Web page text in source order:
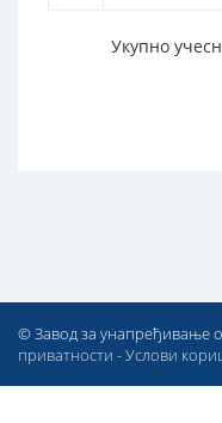
Укупно
© Завод за унапређивање
приватности -Услови